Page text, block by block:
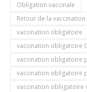
Obligation vaccinale
Retour de la
vaccination obligatoire
vaccination obligatoire
vaccination obligatoire
vaccination obligatoire
vaccination obliigatoire